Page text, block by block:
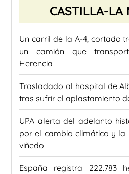
CASTILLA-LA
Un carril de la A-4, cortado
un camión que
Herencia
Trasladado al hospital de
tras sufrir el aplastamiento
UPA alerta del adelanto
por el cambio climático y
viñedo
España registra 222.783